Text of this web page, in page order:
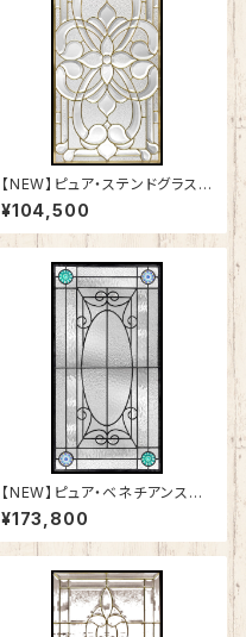
【NEW】ピュア・ステンドグラスS
H-A50
¥104,500
【NEW】ピュア・ベネチアンステ
ンドグラスSH-VA01
¥173,800